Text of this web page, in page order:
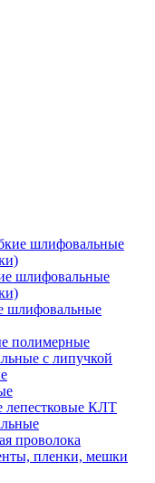
шлифовальные
шлифовальные
полимерные
с липучкой
лепестковые КЛТ
проволока
пленки, мешки